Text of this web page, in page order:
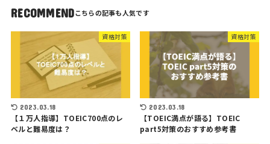
RECOMMEND
資格対策
2023.03.18
【１万人指導】TOEIC700点のレ
ベルと難易度は？
資格対策
2023.03.18
【TOEIC満点が語る】TOEIC
part5対策のおすすめ参考書